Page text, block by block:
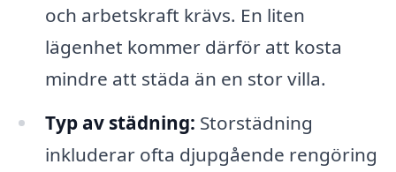
och arbetskraft krävs. En liten
lägenhet kommer därför att kosta
mindre att städa än en stor villa.
Typ av städning: Storstädning
inkluderar ofta djupgående rengöring